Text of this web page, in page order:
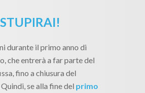
durante il primo anno di
che entrerà a far parte del
fino a chiusura del
. Quindi, se alla fine del primo